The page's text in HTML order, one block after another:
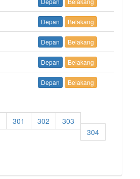
Depan Belakang
Depan Belakang
Depan Belakang
Depan Belakang
301 302
303
304